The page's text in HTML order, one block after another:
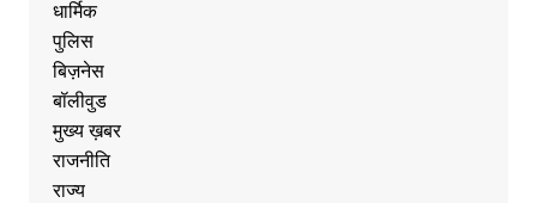
धार्मिक
पुलिस
बिज़नेस
बॉलीवुड
मुख्य ख़बर
राजनीति
राज्य